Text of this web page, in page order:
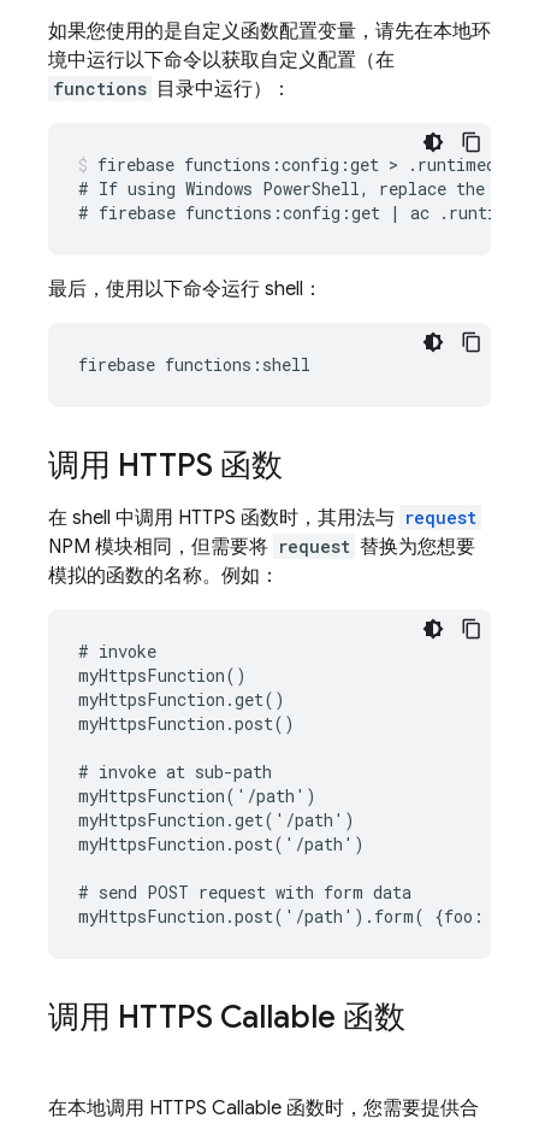
如果您使用的是自定义函数配置变量，请先在本地环
境中运行以下命令以获取自定义配置（在
functions 目录中运行）：
firebase functions:config:get >
# If using Windows PowerShell, replace the
最后，使用以下命令运行 shell：
调用 HTTPS 函数
在 shell 中调用 HTTPS 函数时，其用法与 request
NPM 模块相同，但需要将 request 替换为您想要
模拟的函数的名称。例如：
# invoke
myHttpsFunction()
myHttpsFunction.get()
myHttpsFunction.post()
# invoke at sub-path
myHttpsFunction('/path')
myHttpsFunction.get('/path')
myHttpsFunction.post('/path')
# send POST request with form data
调用 HTTPS Callable 函数
在本地调用 HTTPS Callable 函数时，您需要提供合